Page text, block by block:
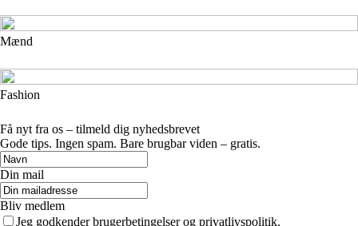
Mænd
Fashion
Få nyt fra os – tilmeld dig nyhedsbrevet
Gode tips. Ingen spam. Bare brugbar viden – gratis.
Din mail
Bliv medlem
Jeg godkender brugerbetingelser og privatlivspolitik.